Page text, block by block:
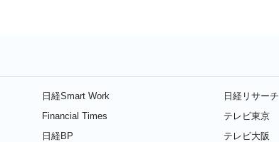
日経Smart Work
Financial Times
日経BP
日経リサーチ
テレビ東京
テレビ大阪